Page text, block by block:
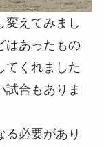
変えてみまし
はあったもの
てくれました
試合もありま
る必要があり